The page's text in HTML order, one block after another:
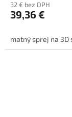
32 € bez DPH
39,36 €
matný sprej na